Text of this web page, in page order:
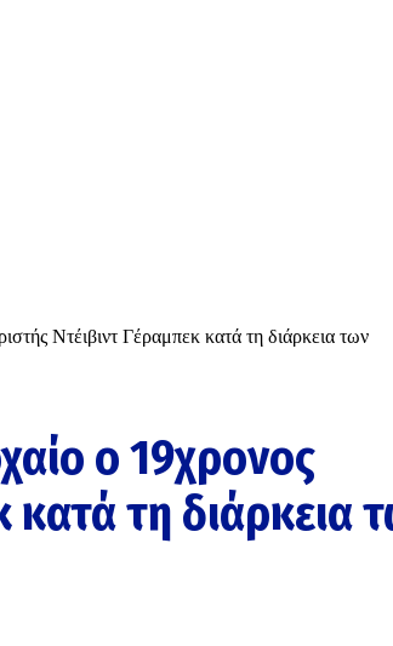
Ντέιβιντ Γέραμπεκ κατά τη διάρκεια των
ο 19χρονος
κατά τη διάρκεια